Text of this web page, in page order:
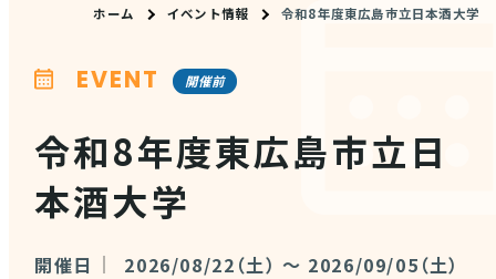
ホーム イベント情報 令和8年度東広島市立日本酒大学
EVENT 開催前
令和8年度東広島市立日
本酒大学
開催日
2026/08/22（土） ～ 2026/09/05（土）
メニュー
観光スポット
イベント情報